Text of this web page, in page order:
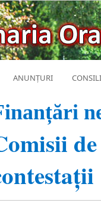
ANUNȚURI